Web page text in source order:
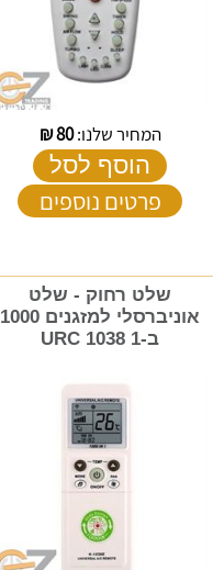
המחיר שלנו:80
₪
הוסף לסל
פרטים נוספים
שלט רחוק - שלט
אוניברסלי למזגנים 1000
ב-1 URC 1038